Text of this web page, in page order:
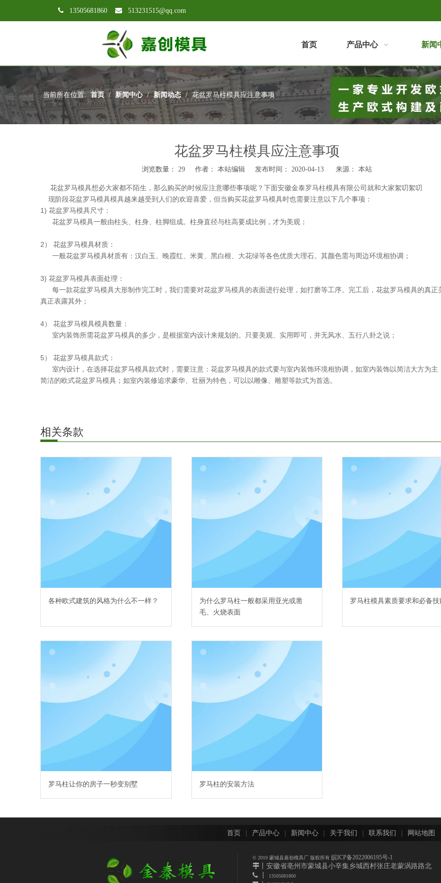
 13505681860  513231515@qq.com
首页 产品中心 新闻
当前所在位置: 首页 / 新闻中心 / 新闻动态 / 花盆罗马柱模具应注意事项
花盆罗马柱模具应注意事项
浏览数量： 29 作者： 本站编辑 发布时间： 2020-04-13 来源： 本站
["wechat","weibo","qzone","douban","email"]
花盆罗马模具想必大家都不陌生，那么购买的时候应注意哪些事项呢？下面安徽金泰罗马柱模具有限公司 就和大家絮叨絮叨
现阶段花盆罗马模具模具越来越受到人们的欢迎喜爱，但当购买花盆罗马模具时也需要注意以下几个事项：
1) 花盆罗马模具尺寸：
花盆罗马模具一般由柱头、柱身、柱脚组成。柱身直径与柱高要成比例，才为美观；
2） 花盆罗马模具材质：
一般花盆罗马模具材质有：汉白玉、晚霞红、米黄、黑白根、大花绿等各色优质大理石。其颜色需与周边环境相协调；
3) 花盆罗马模具表面处理：
每一款花盆罗马模具大形制作完工时，我们需要对花盆罗马模具的表面进行处理，如打磨等工序。完工后，花盆罗马模具的真正
真正表露其外；
4） 花盆罗马模具模具数量：
室内装饰所需花盆罗马模具的多少，是根据室内设计来规划的。只要美观、实用即可，并无风水、五行八卦之说；
5） 花盆罗马模具款式：
室内设计，在选择花盆罗马模具款式时，需要注意：花盆罗马模具的款式要与室内装饰环境相协调，如室内装饰以简洁大方为主
简洁的欧式花盆罗马模具；如室内装修追求豪华、壮丽为特色，可以以雕像、雕塑等款式为首选。
相关条款
各种欧式建筑的风格为什么不一样？
为什么罗马柱一般都采用亚光或凿
毛、火烧表面
罗马柱模具素质要求和必备技
罗马柱让你的房子一秒变别墅 罗马柱的安装方法
首页 产品中心 新闻中心 关于我们 联系我们 网站地图
© 2019 蒙城县嘉创模具厂 版权所有 皖ICP备2022006195号-1
丨 安徽省亳州市蒙城县小辛集乡城西村张庄老蒙涡路路北
 丨
13505681860